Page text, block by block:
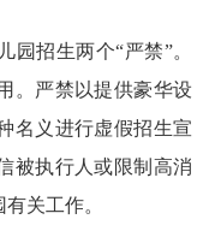
招生两个“严禁”。
。严禁以提供豪华设
名义进行虚假招生宣
被执行人或限制高消
关工作。